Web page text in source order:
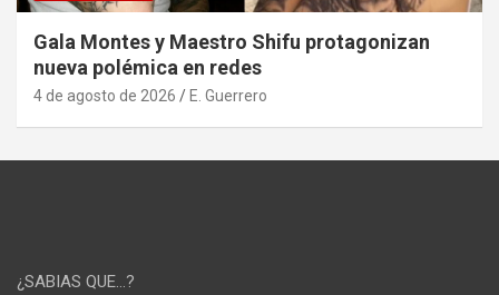
Gala Montes y Maestro Shifu protagonizan
nueva polémica en redes
4 de agosto de 2026 E. Guerrero
¿SABIAS QUE…?